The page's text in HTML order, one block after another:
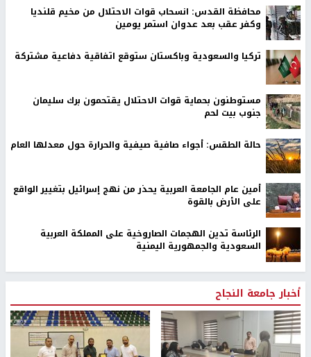
محافظة القدس: انسحاب قوات الاحتلال من مخيم قلنديا
وكفر عقب بعد عدوان استمر يومين
تركيا والسعودية وباكستان ستوقع اتفاقية دفاعية مشتركة
مستوطنون بحماية قوات الاحتلال يقتحمون برك سليمان
جنوب بيت لحم
حالة الطقس: أجواء صافية صيفية والحرارة حول معدلها العام
أمين عام الجامعة العربية يحذر من نهج إسرائيل بتغيير الواقع
على الأرض بالقوة
الرئاسة تدين الهجمات الصاروخية على المملكة العربية
السعودية والجمهورية اليمنية
أخبار جامعة النجاح